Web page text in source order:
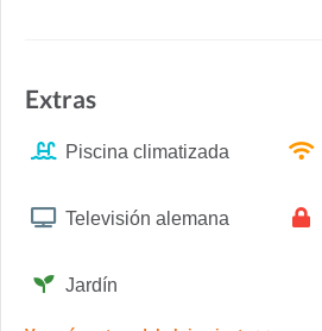
Extras
Piscina climatizada
Televisión alemana
Jardín